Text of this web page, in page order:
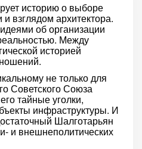
историю о выборе
взглядом архитектора.
об организации
Между
историей
не только для
Советского Союза
тайные уголки,
инфраструктуры. И
Шалготарьян
и внешнеполитических